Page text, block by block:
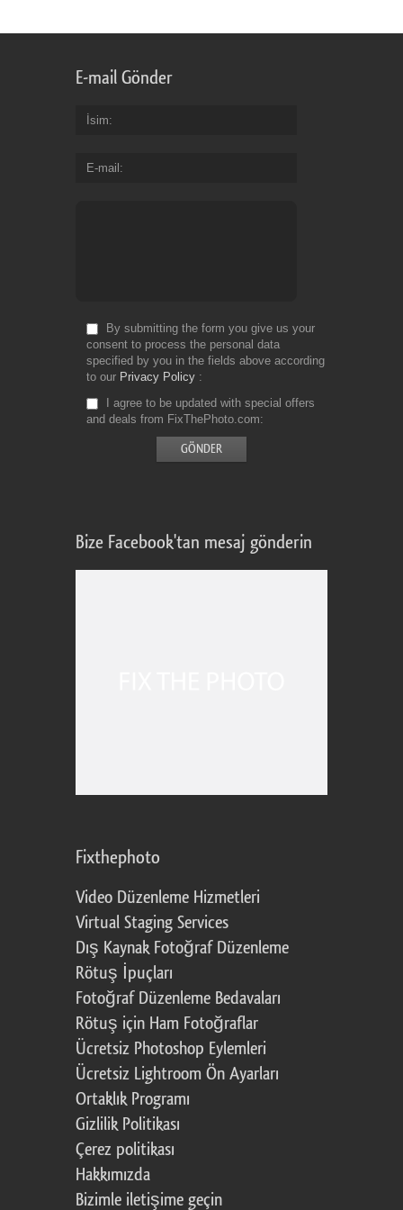
E-mail Gönder
İsim
E-mail
By submitting the form you give us your
consent to process the personal data
specified by you in the fields above according
to our Privacy Policy
I agree to be updated with special offers
and deals from FixThePhoto.com
Bize Facebook'tan mesaj gönderin
Fixthephoto
Video Düzenleme Hizmetleri
Virtual Staging Services
Dış Kaynak Fotoğraf Düzenleme
Rötuş İpuçları
Fotoğraf Düzenleme Bedavaları
Rötuş için Ham Fotoğraflar
Ücretsiz Photoshop Eylemleri
Ücretsiz Lightroom Ön Ayarları
Ortaklık Programı
Gizlilik Politikası
Çerez politikası
Hakkımızda
Bizimle iletişime geçin